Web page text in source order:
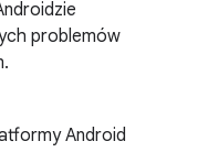
problemów
Android